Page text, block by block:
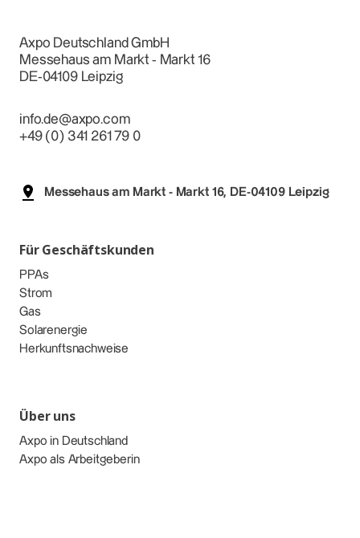
Axpo Deutschland GmbH
Messehaus am Markt - Markt 16
DE-04109 Leipzig
info.de@axpo.com
+49 (0) 341 261 79 0
Messehaus am Markt - Markt 16, DE-04109 Leipzig
Für Geschäftskunden
PPAs
Strom
Gas
Solarenergie
Herkunftsnachweise
Über uns
Axpo in Deutschland
Axpo als Arbeitgeberin